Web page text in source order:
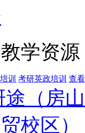
学资源
训 考研英政培训 查
途（房
校区）